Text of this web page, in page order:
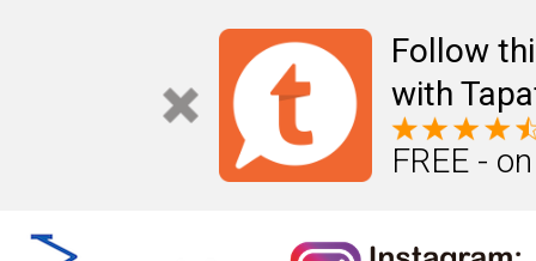
Follow
with
FREE -